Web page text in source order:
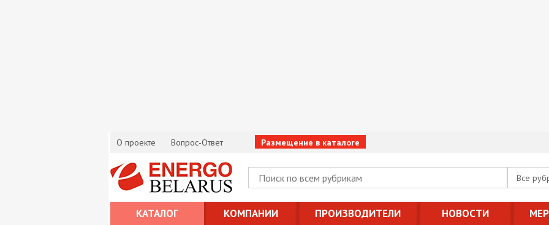
О проекте Вопрос-Ответ Размещение в каталоге
Все
КАТАЛОГ КОМПАНИИ ПРОИЗВОДИТЕЛИ НОВОСТИ